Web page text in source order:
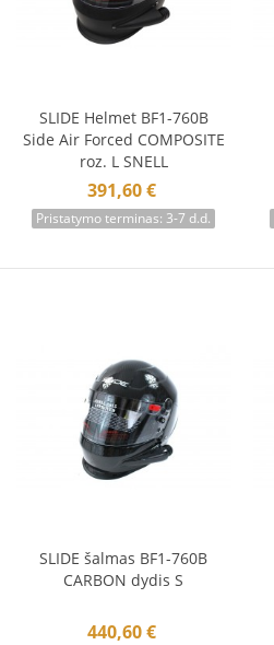
Į krepšelį
SLIDE Helmet BF1-760B
Side Air Forced COMPOSITE
roz. L SNELL
391,60 €
Pristatymo terminas: 3-7 d.d.
Į krepšelį
SLIDE šalmas BF1-760B
CARBON dydis S
440,60 €